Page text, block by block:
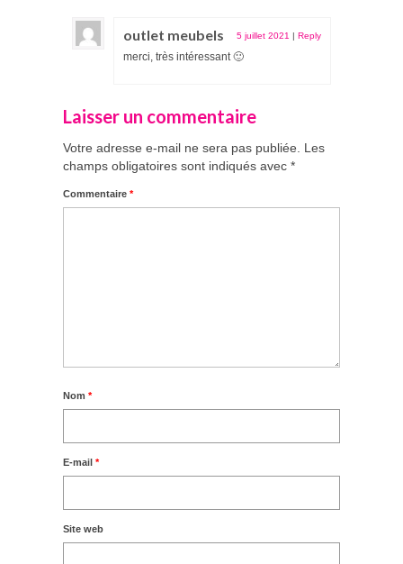
outlet meubels 5 juillet 2021 | Reply
merci, très intéressant 🙂
Laisser un commentaire
Votre adresse e-mail ne sera pas publiée.
Les
champs obligatoires sont indiqués avec *
Commentaire *
Nom *
E-mail *
Site web